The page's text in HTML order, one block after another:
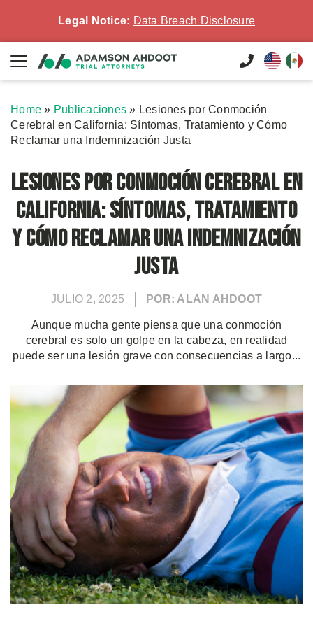
Legal Notice: Data Breach Disclosure
Home » Publicaciones » Lesiones por Conmoción
Cerebral en California: Síntomas, Tratamiento y Cómo
Reclamar una Indemnización Justa
Lesiones por Conmoción Cerebral en
California: Síntomas, Tratamiento
y Cómo Reclamar una Indemnización
Justa
JULIO 2, 2025 POR: ALAN AHDOOT
Aunque mucha gente piensa que una conmoción
cerebral es solo un golpe en la cabeza, en realidad
puede ser una lesión grave con consecuencias a largo...